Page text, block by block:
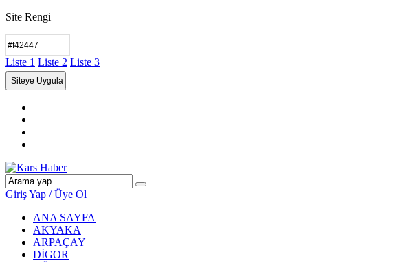
Site Rengi
Liste 1 Liste 2 Liste 3
Giriş Yap / Üye Ol
ANA SAYFA
AKYAKA
ARPAÇAY
DİGOR